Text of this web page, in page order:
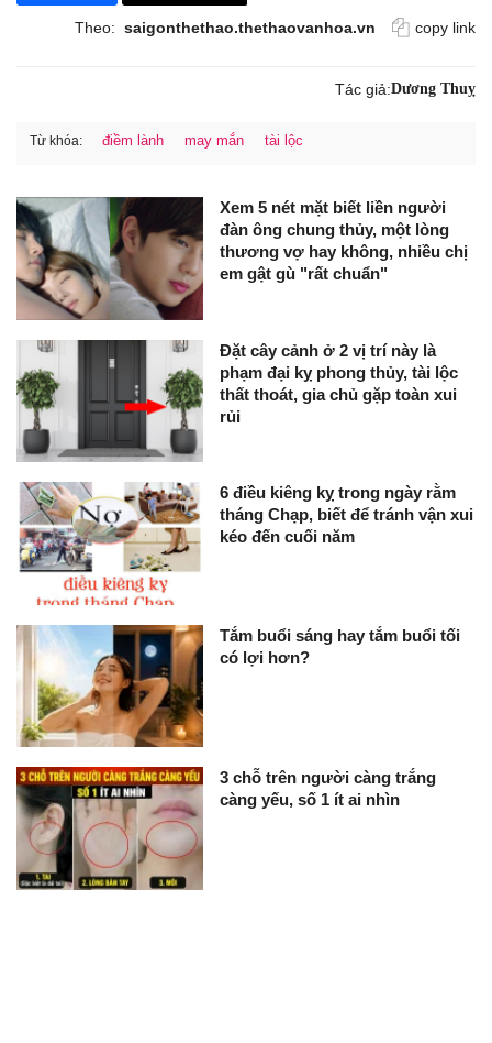
Theo: saigonthethao.thethaovanhoa.vn copy link
Tác giả:Dương Thuỵ
Từ khóa: điềm lành may mắn tài lộc
Xem 5 nét mặt biết liền người
đàn ông chung thủy, một lòng
thương vợ hay không, nhiều chị
em gật gù "rất chuẩn"
Đặt cây cảnh ở 2 vị trí này là
phạm đại kỵ phong thủy, tài lộc
thất thoát, gia chủ gặp toàn xui
rủi
6 điều kiêng kỵ trong ngày rằm
tháng Chạp, biết để tránh vận xui
kéo đến cuối năm
Tắm buổi sáng hay tắm buổi tối
có lợi hơn?
3 chỗ trên người càng trắng
càng yếu, số 1 ít ai nhìn